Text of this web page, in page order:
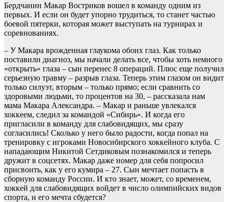
Бердчанин Макар Востриков вошел в команду одним из
первых. И если он будет упорно трудиться, то станет частью
боевой пятерки, которая может выступать на турнирах и
соревнованиях.
– У Макара врожденная глаукома обоих глаз. Как только
поставили диагноз, мы начали делать все, чтобы хоть немного
«открыть» глаза – сын перенес 8 операций. Плюс еще получил
серьезную травму – разрыв глаза. Теперь этим глазом он видит
только силуэт, вторым – только прямо; если сравнить со
здоровыми людьми, то процентов на 30, – рассказала нам
мама Макара Александра. – Макар и раньше увлекался
хоккеем, следил за командой «Сибирь». И когда его
пригласили в команду для слабовидящих, мы сразу
согласились! Сколько у него было радости, когда попал на
тренировку с игроками Новосибирского хоккейного клуба. С
нападающим Никитой Сетдиковым познакомился и теперь
дружит в соцсетях. Макар даже номер для себя попросил
присвоить, как у его кумира – 27. Сын мечтает попасть в
сборную команду России. И кто знает, может, со временем,
хоккей для слабовидящих войдет в число олимпийских видов
спорта, и его мечта сбудется?